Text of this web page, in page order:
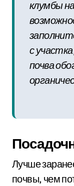
клумбы
с
почва
Лучше
почвы, чем